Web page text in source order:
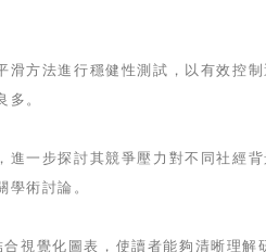
方法進行穩健性測試，以有效控
。
一步探討其競爭壓力對不同社經
術討論。
視覺化圖表，使讀者能夠清晰理